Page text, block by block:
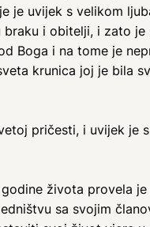
je uvijek s velikom
i obitelji, i zato
Boga i na tome je
krunica joj je bila
pričesti, i uvijek je
života provela
sa svojim